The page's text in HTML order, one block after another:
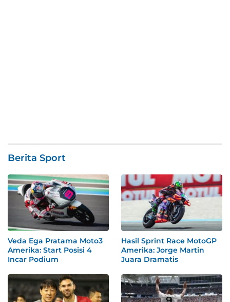
Berita Sport
Veda Ega Pratama Moto3
Amerika: Start Posisi 4
Incar Podium
Hasil Sprint Race MotoGP
Amerika: Jorge Martin
Juara Dramatis